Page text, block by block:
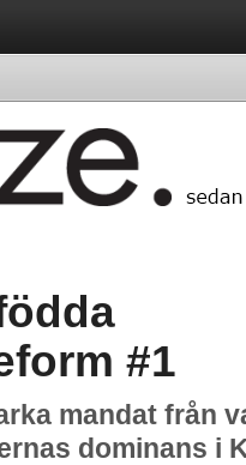
#1
mandat från
dominans i